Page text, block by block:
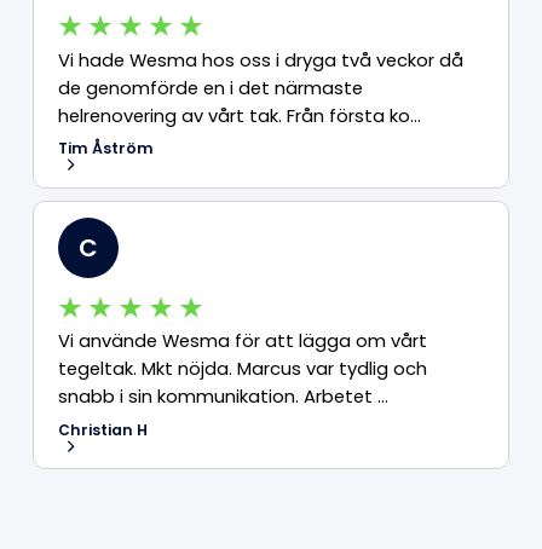
Vi hade Wesma hos oss i dryga två veckor då
de genomförde en i det närmaste
helrenovering av vårt tak. Från första ko...
Tim Åström
C
Vi använde Wesma för att lägga om vårt
tegeltak. Mkt nöjda. Marcus var tydlig och
snabb i sin kommunikation. Arbetet ...
Christian H